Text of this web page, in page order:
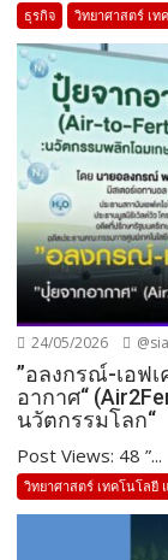
ธุรกิจ วิทยาศาสตร์ เ
24/05/2026
”อลงกรณ์-เอฟเ
อากาศ“
นวัตกรรมโลก“
Post Views: 48 ”...
วิทยาศาสตร์ เทคโนโลยี